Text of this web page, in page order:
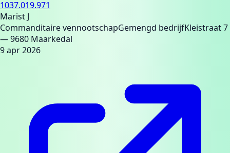
1037.019.971
Marist J
Commanditaire vennootschapGemengd bedrijfKleistraat 7
— 9680 Maarkedal
9 apr 2026